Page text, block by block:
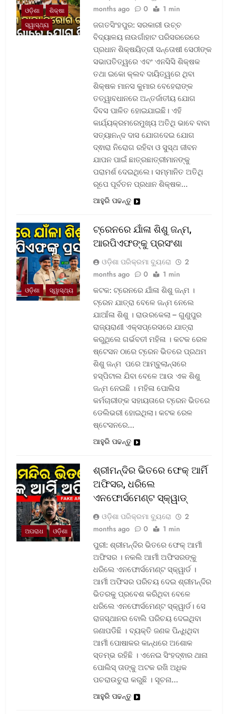
ଓଡ଼ିଶା
ଶିକ୍ଷା
ସ୍ୱାସ୍ଥ୍ୟ
months ago
0 1 min
ଜଗତସିଂହପୁର: ସରକାରୀ ଉଚ୍ଚ
ବିଦ୍ୟାଳୟ ନାଉଗାଁହାଟ ପରିସରରେରେ
ପ୍ରଧାନ ଶିକ୍ଷୟିତ୍ରୀ ସନ୍ତୋଷୀ ସେଠୀଙ୍କ
ସଭାପତିତ୍ୱରେ ଏବଂ ଏନସିସି ଶିକ୍ଷକ
ତଥା ଇକୋ କ୍ଲବ ଦାୟିତ୍ୱରେ ଥିବା
ଶିକ୍ଷକ ମାନସ କୁମାର ବେହେରାଙ୍କ
ତତ୍ୱାବଧାନରେ ଅନ୍ତର୍ଜାତୀୟ ଯୋଗ
ଦିବସ ପାଳିତ ହୋଇଯାଇଛି। ଏହି
କାର୍ଯ୍ୟକ୍ରମରେମୁଖ୍ୟ ଅତିଥି ଭାବେ ବାବା
ସତ୍ୟାନନ୍ଦ ଦାସ ଯୋଗଦେଇ ଯୋଗ
ଦ୍ଵାରା ନିରୋଗ ରହିବା ଓ ସୁସ୍ଥ ଜୀବନ
ଯାପନ ପାଇଁ ଛାତ୍ରଛାତ୍ରୀମାନଙ୍କୁ
ପରାମର୍ଶ ଦେଇଥିଲେ। ସମ୍ମାନିତ ଅତିଥି
ରୂପେ ପୂର୍ବତନ ପ୍ରଧାନ ଶିକ୍ଷକ…
ଆହୁରି ପଢନ୍ତୁ
ଓଡ଼ିଶା ସ୍ୱାସ୍ଥ୍ୟ
ଟ୍ରେନରେ ଯାଁଳା ଶିଶୁ ଜନ୍ମ,
ଆରପିଏଫଙ୍କୁ ପ୍ରସଂଶା
ଓଡ଼ିଶା ପରିକ୍ରମା ବ୍ୟୁରୋ
2
months ago
0 1 min
କଟକ: ଟ୍ରେନରେ ଯାଁଳା ଶିଶୁ ଜନ୍ମ ।
ଟ୍ରେନ ଯାତ୍ରା ବେଳେ ଜନ୍ମ ନେଲେ
ଯାଆଁଳା ଶିଶୁ । ରାଉରକେଲା – ଗୁଣୁପୁର
ରାଜ୍ୟରାଣୀ ଏକ୍ସପ୍ରେସରେ ଯାତ୍ରା
କରୁଥିଲେ ଗର୍ଭବତୀ ମହିଳା । କଟକ ରେଳ
ଷ୍ଟେସନ ଠାରେ ଟ୍ରେନ ଭିତରେ ପ୍ରଥମ
ଶିଶୁ ଜନ୍ମ ପରେ ଆମ୍ବୁଲାନ୍ସରେ
ହସ୍ପିଟାଲ ଯିବା ବେଳେ ଆଉ ଏକ ଶିଶୁ
ଜନ୍ମ ନେଇଛି । ମହିଳା ପୋଲିସ
କର୍ମଚାରୀଙ୍କ ସହାୟତାରେ ଟ୍ରେନ ଭିତରେ
ଡେଲିଭରୀ ହୋଇଥିଲା। କଟକ ରେଳ
ଷ୍ଟେସନରେ…
ଆହୁରି ପଢନ୍ତୁ
ଅପରାଧ ଓଡ଼ିଶା
ଶ୍ରୀମନ୍ଦିର ଭିତରେ ଫେକ୍ ଆର୍ମି
ଅଫିସର, ଧରିଲେ
ଏନଫୋର୍ସମେଣ୍ଟ ସ୍କ୍ୱାଡ୍‌
ଓଡ଼ିଶା ପରିକ୍ରମା ବ୍ୟୁରୋ
2
months ago
0 1 min
ପୁରୀ: ଶ୍ରୀମନ୍ଦିର ଭିତରେ ଫେକ୍ ଆର୍ମୀ
ଅଫିସର । ନକଲି ଆର୍ମୀ ଅଫିସରଙ୍କୁ
ଧରିଲେ ଏନଫୋର୍ସମେଣ୍ଟ ସ୍କ୍ୱାର୍ଡ ।
ଆର୍ମୀ ଅଫିସର ପରିଚୟ ଦେଇ ଶ୍ରୀମନ୍ଦିର
ଭିତରକୁ ପ୍ରବେଶ କରିଥିବା ବେଳେ
ଧରିଲେ ଏନଫୋର୍ସମେଣ୍ଟ ସ୍କ୍ୱାର୍ଡ। ସେ
ରାଜସ୍ଥାନର ବୋଲି ପରିଚୟ ଦେଇଥିବା
ଜଣାପଡିଛି । ବ୍ୟକ୍ତି ଜଣକ ପିନ୍ଧିଥିବା
ଆର୍ମୀ ପୋଷାକର କାନ୍ଧରେ ଅଶୋକ
ସ୍ତମ୍ଭ ରହିଛି । ଏନେଇ ସିଂହଦ୍ଵାର ଥାନା
ପୋଲିସ୍ ତାଙ୍କୁ ଅଟକ ରଖି ଅଧିକ
ପଚରାଉଚୁରା କରୁଛି । ସୂଚନା…
ଆହୁରି ପଢନ୍ତୁ